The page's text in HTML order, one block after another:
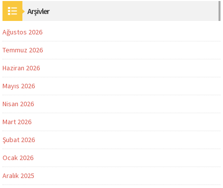
Arşivler
Ağustos 2026
Temmuz 2026
Haziran 2026
Mayıs 2026
Nisan 2026
Mart 2026
Şubat 2026
Ocak 2026
Aralık 2025